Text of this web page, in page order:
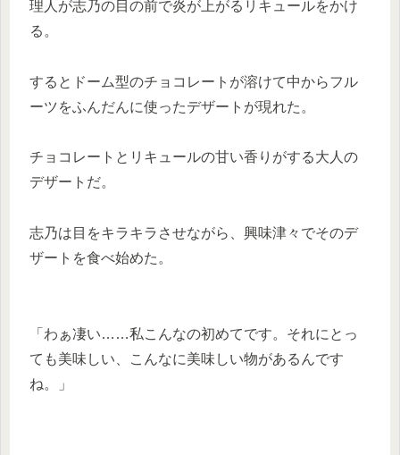
理人が志乃の目の前で炎が上がるリキュールをかけ
る。
するとドーム型のチョコレートが溶けて中からフル
ーツをふんだんに使ったデザートが現れた。
チョコレートとリキュールの甘い香りがする大人の
デザートだ。
志乃は目をキラキラさせながら、興味津々でそのデ
ザートを食べ始めた。
「わぁ凄い……私こんなの初めてです。それにとっ
ても美味しい、こんなに美味しい物があるんです
ね。」